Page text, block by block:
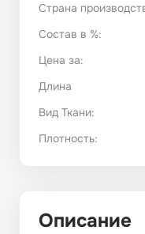
Страна
Состав в %:
Цена за:
Длина
Вид Ткани:
Плотность:
Описание